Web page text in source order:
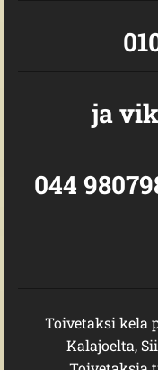
ja
044
Toivetaksi kela
Kalajoelta,